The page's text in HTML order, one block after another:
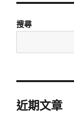
搜尋
近期文章